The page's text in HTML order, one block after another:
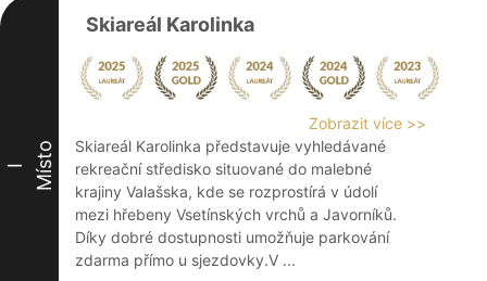
I Místo
Skiareál Karolinka
Zobrazit více >>
Skiareál Karolinka představuje vyhledávané
rekreační středisko situované do malebné
krajiny Valašska, kde se rozprostírá v údolí
mezi hřebeny Vsetínských vrchů a Javorníků.
Díky dobré dostupnosti umožňuje parkování
zdarma přímo u sjezdovky.V ...